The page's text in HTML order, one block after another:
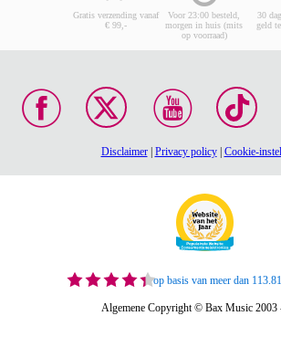
Gratis verzending vanaf
€ 99,-
Voor 23:00 besteld,
morgen in huis (mits
op voorraad)
30
geld
Disclaimer| Privacy policy| Cookie-
op basis van meer dan
Algemene Copyright © Bax Music 2003